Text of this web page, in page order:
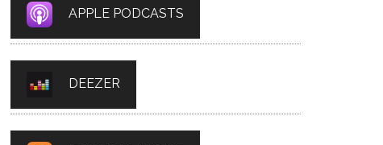
APPLE PODCASTS
DEEZER